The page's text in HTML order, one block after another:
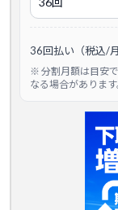
36回払い（税込/月
※ 分割月額は目安
なる場合があります